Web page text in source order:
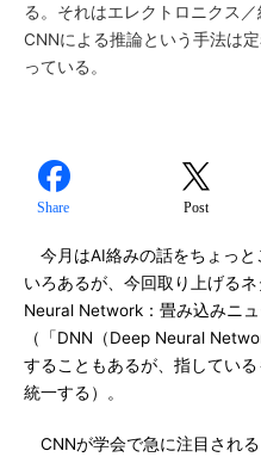
る。それはエレクトロニクス
CNNによる推論という手法は
っている。
Share Post
今月はAI絡みの話をちょっと
いろあるが、今回取り上げる
Neural Network：畳み込みニ
（「DNN（Deep Neural
することもあるが、指してい
統一する）。
CNNが学会で急に注目され